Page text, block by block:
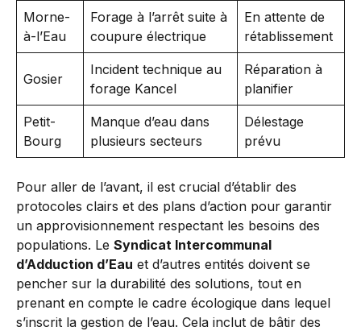
Morne-
à-l’Eau
Forage à l’arrêt suite à
coupure électrique
En attente de
rétablissement
Gosier
Incident technique au
forage Kancel
Réparation à
planifier
Petit-
Bourg
Manque d’eau dans
plusieurs secteurs
Délestage
prévu
Pour aller de l’avant, il est crucial d’établir des
protocoles clairs et des plans d’action pour garantir
un approvisionnement respectant les besoins des
populations. Le Syndicat Intercommunal
d’Adduction d’Eau et d’autres entités doivent se
pencher sur la durabilité des solutions, tout en
prenant en compte le cadre écologique dans lequel
s’inscrit la gestion de l’eau. Cela inclut de bâtir des